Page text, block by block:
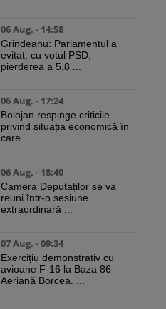
06 Aug. - 14:58
Grindeanu: Parlamentul a
evitat, cu votul PSD,
pierderea a 5,8 ...
06 Aug. - 17:24
Bolojan respinge criticile
privind situația economică în
care ...
06 Aug. - 18:40
Camera Deputaților se va
reuni într-o sesiune
extraordinară ...
07 Aug. - 09:34
Exercițiu demonstrativ cu
avioane F-16 la Baza 86
Aeriană Borcea. ...